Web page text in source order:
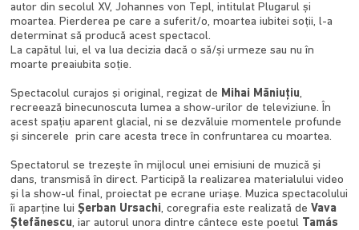
autor din secolul XV, Johannes von Tepl, intitulat Plugarul și
moartea. Pierderea pe care a suferit/o, moartea iubitei soții, l-a
determinat să producă acest spectacol.
La capătul lui, el va lua decizia dacă o să/și urmeze sau nu în
moarte preaiubita soție.
Spectacolul curajos şi original, regizat de Mihai Măniuţiu,
recreează binecunoscuta lumea a show-urilor de televiziune. În
acest spaţiu aparent glacial, ni se dezvăluie momentele profunde
şi sincerele prin care acesta trece în confruntarea cu moartea.
Spectatorul se trezeşte în mijlocul unei emisiuni de muzică şi
dans, transmisă în direct. Participă la realizarea materialului video
şi la show-ul final, proiectat pe ecrane uriaşe. Muzica spectacolului
îi aparţine luiŞerban Ursachi, coregrafia este realizată de Vava
Ştefănescu, iar autorul unora dintre cântece este poetul
Tamás